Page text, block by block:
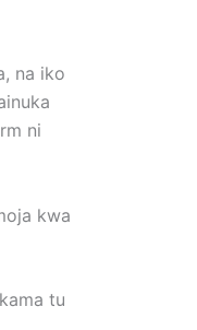
na iko
ni
kwa
tu